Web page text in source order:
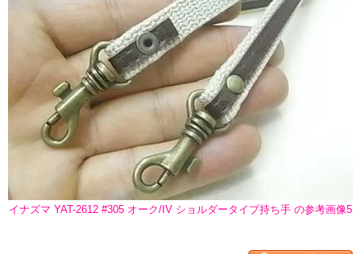
イナズマ YAT-2612 #305 オーク/IV ショルダータイプ持ち手 の参考画像5